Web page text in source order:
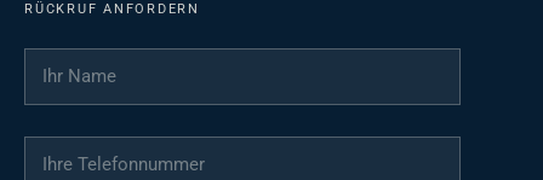
RÜCKRUF ANFORDERN
Ihr Name
Ihre Telefonnummer